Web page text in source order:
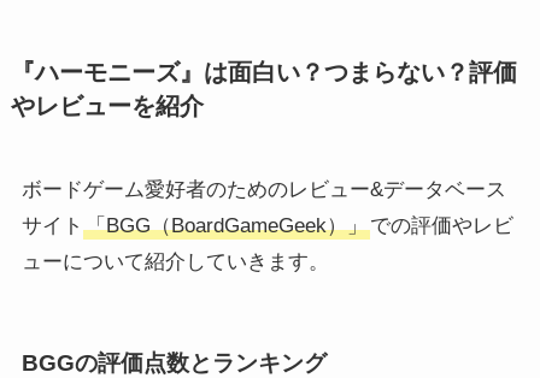
『ハーモニーズ』は面白い？つまらない？評価
やレビューを紹介
ボードゲーム愛好者のためのレビュー&データベース
サイト 「BGG（BoardGameGeek）」での評価やレビ
ューについて紹介していきます。
BGGの評価点数とランキング